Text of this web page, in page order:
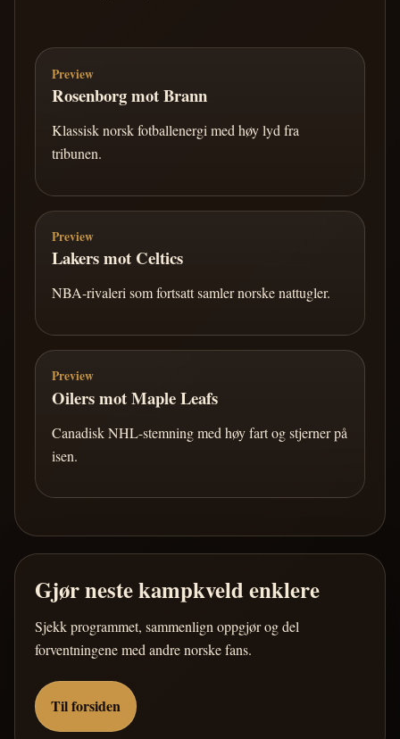
Preview
Rosenborg mot Brann
Klassisk norsk fotballenergi med høy lyd fra
tribunen.
Preview
Lakers mot Celtics
NBA-rivaleri som fortsatt samler norske nattugler.
Preview
Oilers mot Maple Leafs
Canadisk NHL-stemning med høy fart og stjerner på
isen.
Gjør neste kampkveld enklere
Sjekk programmet, sammenlign oppgjør og del
forventningene med andre norske fans.
Til forsiden